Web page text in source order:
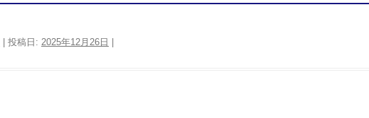
| 投稿日: 2025年12月26日